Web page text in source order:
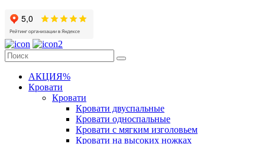
АКЦИЯ%
Кровати
Кровати
Кровати двуспальные
Кровати односпальные
Кровати с мягким изголовьем
Кровати на высоких ножках